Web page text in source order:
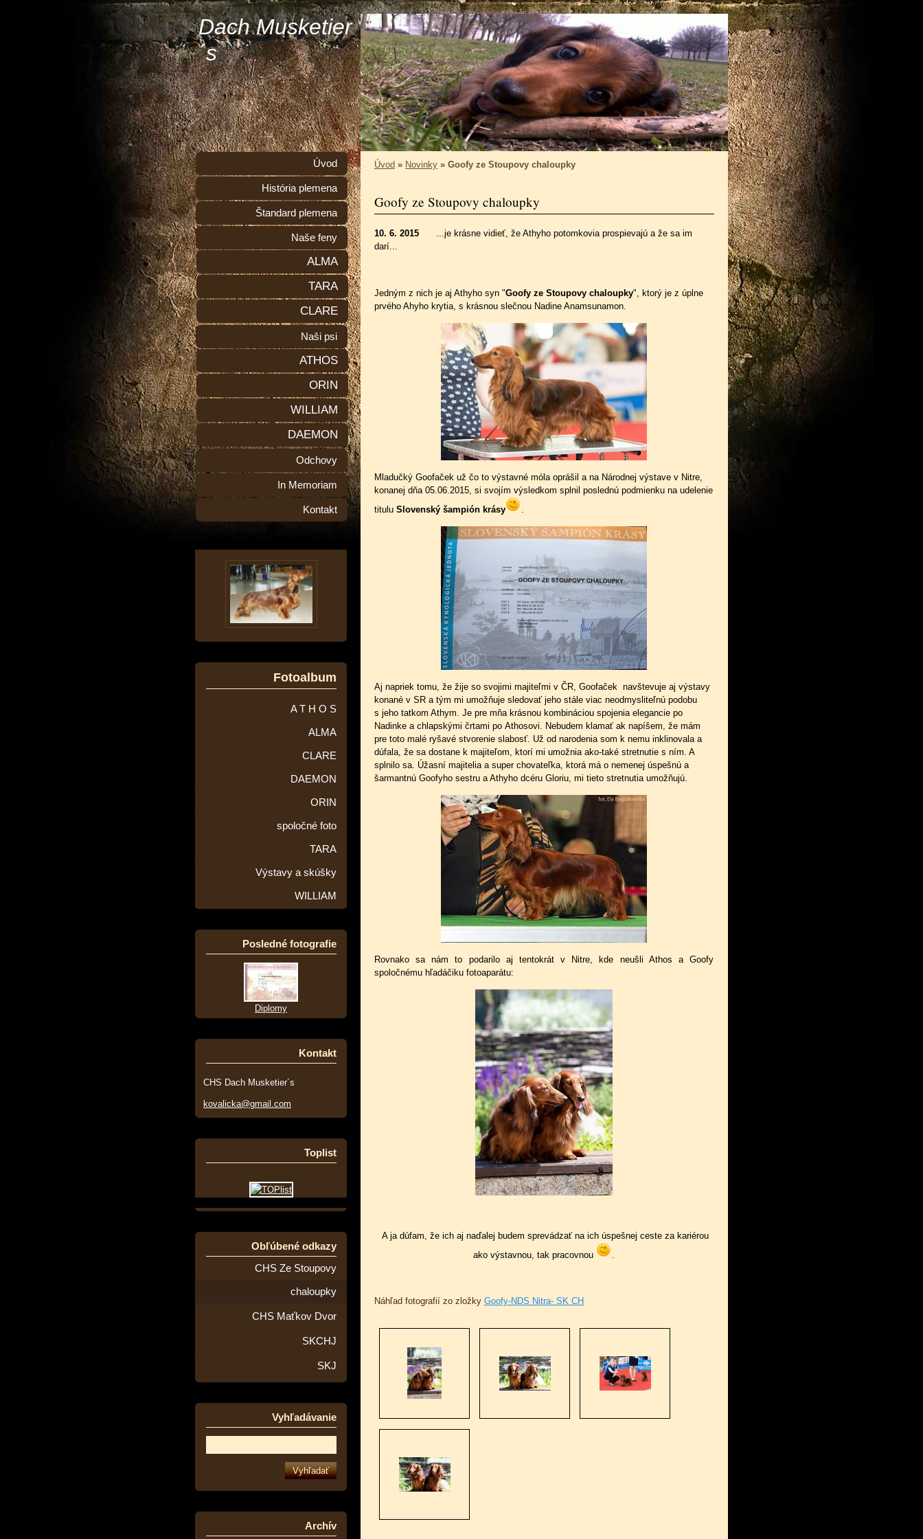
Dach Musketier
´s
Úvod » Novinky » Goofy ze Stoupovy chaloupky
Goofy ze Stoupovy chaloupky
10. 6. 2015
...je krásne vidieť, že Athyho potomkovia prospievajú a že sa im
darí...
Jedným z nich je aj Athyho syn "Goofy ze Stoupovy chaloupky", ktorý je z úplne
prvého Ahyho krytia, s krásnou slečnou Nadine Anamsunamon.
Mladučký Goofaček už čo to výstavné móla oprášil a na Národnej výstave v Nitre,
konanej dňa 05.06.2015, si svojím výsledkom splnil poslednú podmienku na udelenie
titulu Slovenský šampión krásy .
Aj napriek tomu, že žije so svojimi majiteľmi v ČR, Goofaček navštevuje aj výstavy
konané v SR a tým mi umožňuje sledovať jeho stále viac neodmysliteľnú podobu
s jeho tatkom Athym. Je pre mňa krásnou kombináciou spojenia elegancie po
Nadinke a chlapskými črtami po Athosovi. Nebudem klamať ak napíšem, že mám
pre toto malé ryšavé stvorenie slabosť. Už od narodenia som k nemu inklinovala a
dúfala, že sa dostane k majiteľom, ktorí mi umožnia ako-také stretnutie s ním. A
splnilo sa. Úžasní majitelia a super chovateľka, ktorá má o nemenej úspešnú a
šarmantnú Goofyho sestru a Athyho dcéru Gloriu, mi tieto stretnutia umožňujú.
Rovnako sa nám to podarilo aj tentokrát v Nitre, kde neušli Athos a Goofy
spoločnému hľadáčiku fotoaparátu:
A ja dúfam, že ich aj naďalej budem sprevádzať na ich úspešnej ceste za kariérou
ako výstavnou, tak pracovnou
.
Náhľad fotografií zo zložky Goofy-NDS Nitra- SK CH
Úvod
História plemena
Štandard plemena
Naše feny
ALMA
TARA
CLARE
Naši psi
ATHOS
ORIN
WILLIAM
DAEMON
Odchovy
In Memoriam
Kontakt
Fotoalbum
A T H O S
ALMA
CLARE
DAEMON
ORIN
spoločné foto
TARA
Výstavy a skúšky
WILLIAM
Posledné fotografie
Diplomy
Kontakt
CHS Dach Musketier´s
kovalicka@gmail.com
Toplist
Obľúbené odkazy
CHS Ze Stoupovy
chaloupky
CHS Maťkov Dvor
SKCHJ
SKJ
Vyhľadávanie
Archív